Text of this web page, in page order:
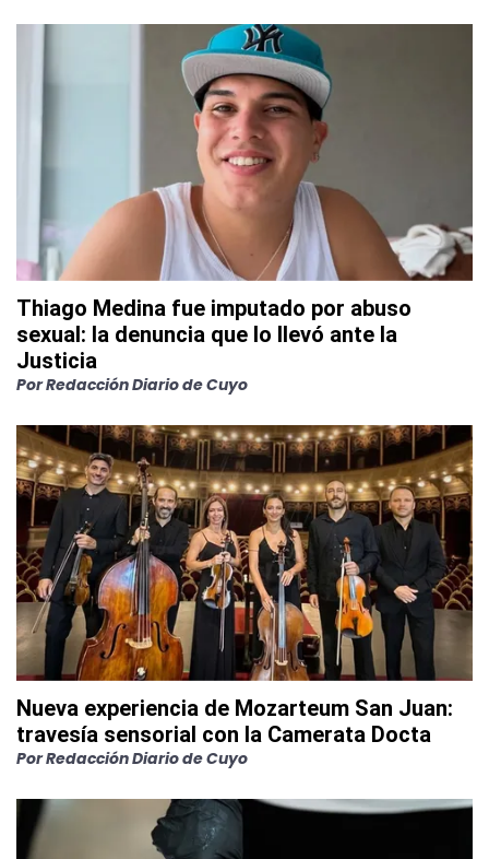
Thiago Medina fue imputado por abuso
sexual: la denuncia que lo llevó ante la
Justicia
PorRedacción Diario de Cuyo
Nueva experiencia de Mozarteum San Juan:
travesía sensorial con la Camerata Docta
PorRedacción Diario de Cuyo